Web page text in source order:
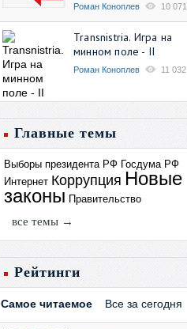
Роман Коноплев 10 071
Transnistria. Игра на
минном поле - II
Роман Коноплев 11 032
Главные темы
Выборы президента РФ Госдума РФ
Интернет Коррупция Новые
законы Правительство
все темы →
Рейтинги
Самое читаемое Все за сегодня